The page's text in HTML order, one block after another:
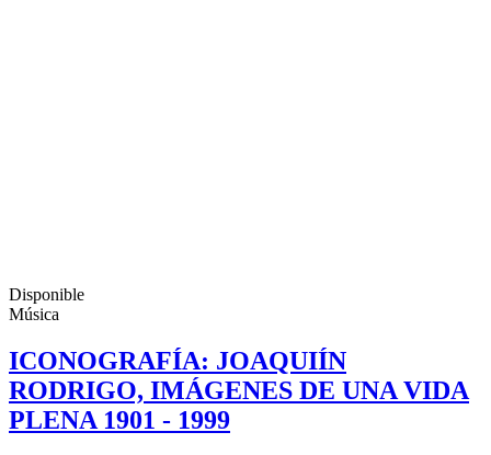
Disponible
Música
ICONOGRAFÍA: JOAQUIÍN
RODRIGO, IMÁGENES DE UNA VIDA
PLENA 1901 - 1999